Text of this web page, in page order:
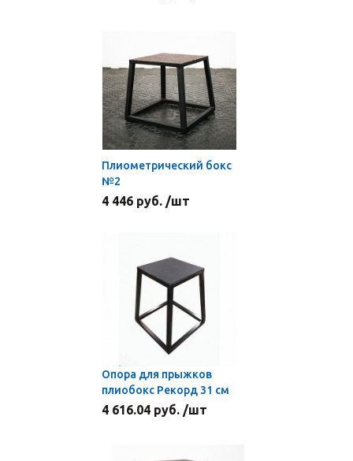
Плиометрический бокс
№2
4 446 руб. /шт
Опора для прыжков
плиобокс Рекорд 31 см
4 616.04 руб. /шт